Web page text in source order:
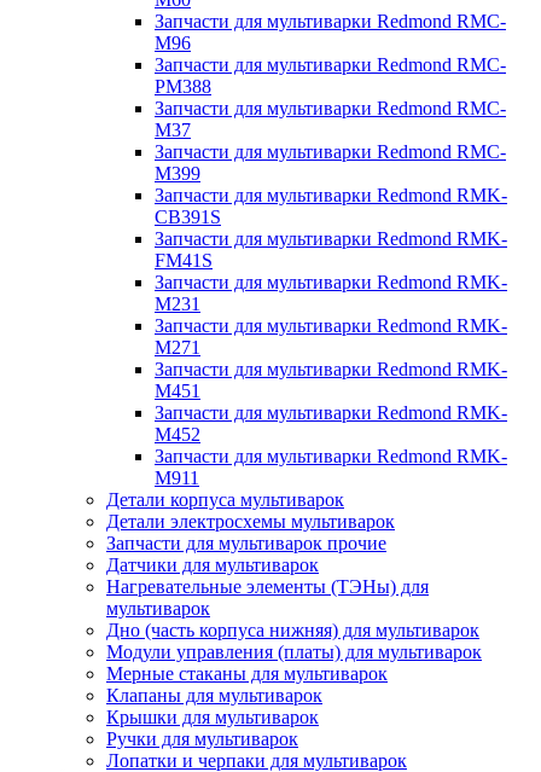
Запчасти для мультиварки Redmond RMC-
M96
Запчасти для мультиварки Redmond RMC-
PM388
Запчасти для мультиварки Redmond RMC-
M37
Запчасти для мультиварки Redmond RMC-
M399
Запчасти для мультиварки Redmond RMK-
CB391S
Запчасти для мультиварки Redmond RMK-
FM41S
Запчасти для мультиварки Redmond RMK-
M231
Запчасти для мультиварки Redmond RMK-
M271
Запчасти для мультиварки Redmond RMK-
M451
Запчасти для мультиварки Redmond RMK-
M452
Запчасти для мультиварки Redmond RMK-
M911
Детали корпуса мультиварок
Детали электросхемы мультиварок
Запчасти для мультиварок прочие
Датчики для мультиварок
Нагревательные элементы (ТЭНы) для
мультиварок
Дно (часть корпуса нижняя) для мультиварок
Модули управления (платы) для мультиварок
Мерные стаканы для мультиварок
Клапаны для мультиварок
Крышки для мультиварок
Ручки для мультиварок
Лопатки и черпаки для мультиварок